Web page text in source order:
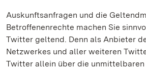
Auskunftsanfragen und die
Betroffenenrechte machen Sie
Twitter geltend. Denn als Anbieter
Netzwerkes und aller weiteren
Twitter allein über die unmittelbaren